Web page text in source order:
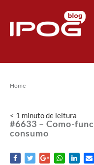
Home
< 1 minutode leitura
#6633 – Como-
consumo